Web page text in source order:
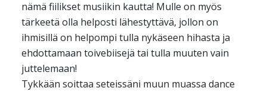
nämä fiilikset musiikin kautta! Mulle on myös
tärkeetä olla helposti lähestyttävä, jollon on
ihmisillä on helpompi tulla nykäseen hihasta ja
ehdottamaan toivebiisejä tai tulla muuten vain
juttelemaan!
Tykkään soittaa seteissäni muun muassa dance